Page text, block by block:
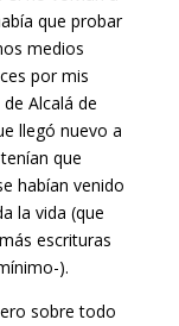
que probar
medios
por mis
Alcalá de
llegó nuevo a
que
habían venido
la vida (que
escrituras
).
sobre todo